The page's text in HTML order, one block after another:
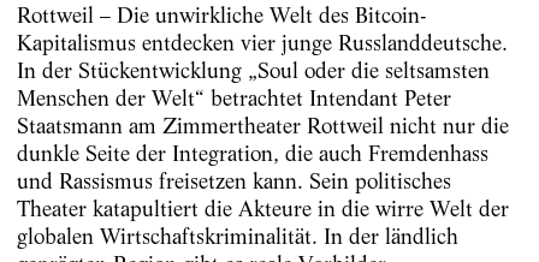
Rottweil – Die unwirkliche Welt des Bitcoin-
Kapitalismus entdecken vier junge Russlanddeutsche.
In der Stückentwicklung „Soul oder die seltsamsten
Menschen der Welt“ betrachtet Intendant Peter
Staatsmann am Zimmertheater Rottweil nicht nur die
dunkle Seite der Integration, die auch Fremdenhass
und Rassismus freisetzen kann. Sein politisches
Theater katapultiert die Akteure in die wirre Welt der
globalen Wirtschaftskriminalität. In der ländlich